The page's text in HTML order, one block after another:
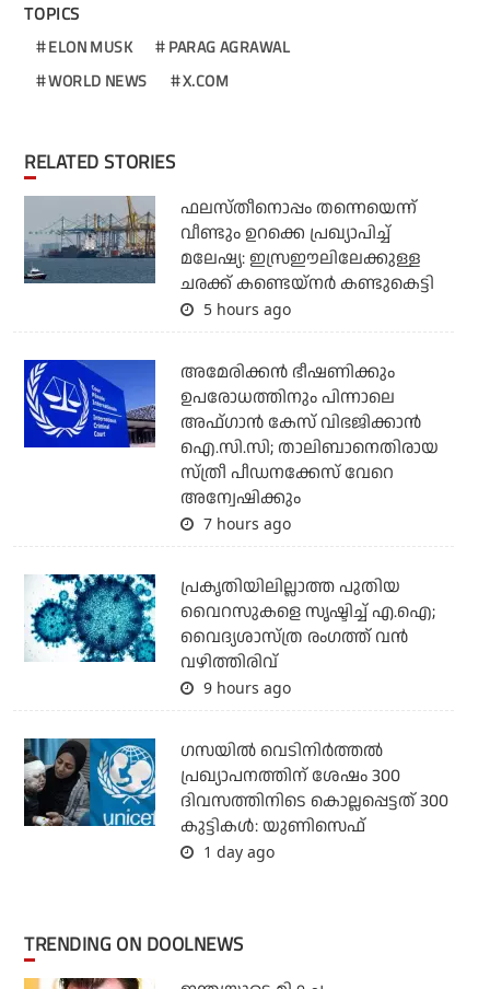
TOPICS
ELON MUSK
PARAG AGRAWAL
WORLD NEWS
X.COM
RELATED STORIES
ഫലസ്തീനൊപ്പം തന്നെയെന്ന്
വീണ്ടും ഉറക്കെ പ്രഖ്യാപിച്ച്
മലേഷ്യ: ഇസ്രഈലിലേക്കുള്ള
ചരക്ക് കണ്ടെയ്‌നര്‍ കണ്ടുകെട്ടി
5 hours ago
അമേരിക്കന്‍ ഭീഷണിക്കും
ഉപരോധത്തിനും പിന്നാലെ
അഫ്ഗാന്‍ കേസ് വിഭജിക്കാന്‍
ഐ.സി.സി; താലിബാനെതിരായ
സ്ത്രീ പീഡനക്കേസ് വേറെ
അന്വേഷിക്കും
7 hours ago
പ്രകൃതിയിലില്ലാത്ത പുതിയ
വൈറസുകളെ സൃഷ്ടിച്ച് എ.ഐ;
വൈദ്യശാസ്ത്ര രംഗത്ത് വന്‍
വഴിത്തിരിവ്
9 hours ago
ഗസയില്‍ വെടിനിര്‍ത്തല്‍
പ്രഖ്യാപനത്തിന് ശേഷം 300
ദിവസത്തിനിടെ കൊല്ലപ്പെട്ടത് 300
കുട്ടികള്‍: യുണിസെഫ്
1 day ago
TRENDING ON DOOLNEWS